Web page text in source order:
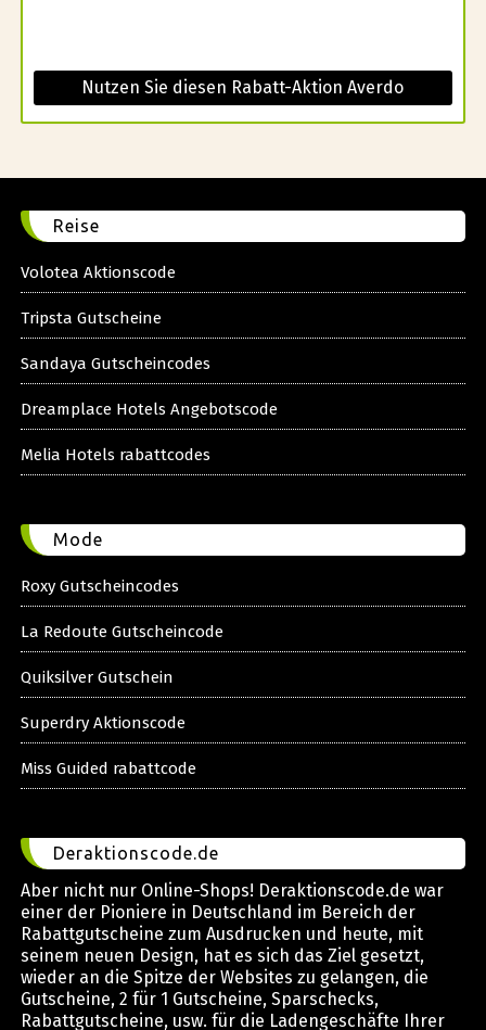
Nutzen Sie diesen Rabatt-Aktion Averdo
Reise
Volotea Aktionscode
Tripsta Gutscheine
Sandaya Gutscheincodes
Dreamplace Hotels Angebotscode
Melia Hotels rabattcodes
Mode
Roxy Gutscheincodes
La Redoute Gutscheincode
Quiksilver Gutschein
Superdry Aktionscode
Miss Guided rabattcode
Deraktionscode.de
Aber nicht nur Online-Shops! Deraktionscode.de war
einer der Pioniere in Deutschland im Bereich der
Rabattgutscheine zum Ausdrucken und heute, mit
seinem neuen Design, hat es sich das Ziel gesetzt,
wieder an die Spitze der Websites zu gelangen, die
Gutscheine, 2 für 1 Gutscheine, Sparschecks,
Rabattgutscheine, usw. für die Ladengeschäfte Ihrer